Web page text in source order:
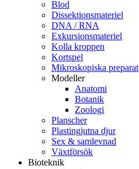
Blod
Dissektionsmateriel
DNA / RNA
Exkursionsmateriel
Kolla kroppen
Kortspel
Mikroskopiska preparat
Modeller
Anatomi
Botanik
Zoologi
Planscher
Plastingjutna djur
Sex & samlevnad
Växtförsök
Bioteknik